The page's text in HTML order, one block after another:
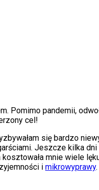
pandemii,
cel!
się bardzo
Jeszcze kilka
mnie wiele
i mikrowyprawy